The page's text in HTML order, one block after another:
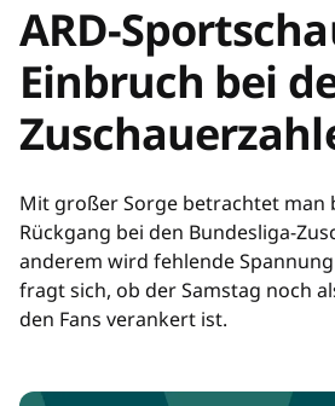
ARD-
Einbruch bei
Mit großer Sorge betrachtet man
Rückgang bei den Bundesliga-
anderem wird fehlende
fragt sich, ob der Samstag noch
den Fans verankert ist.